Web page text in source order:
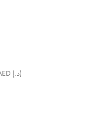
Vereinigte Arabische Emirate (AED د.إ)